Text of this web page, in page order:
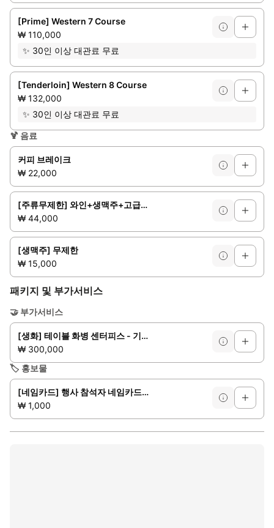
[Prime] Western 7 Course
₩ 110,000
✨ 30인 이상 대관료 무료
[Tenderloin] Western 8 Course
₩ 132,000
✨ 30인 이상 대관료 무료
🍹 음료
커피 브레이크
₩ 22,000
[주류무제한] 와인+생맥주+고급소주+음료
₩ 44,000
[생맥주] 무제한
₩ 15,000
패키지 및 부가서비스
🤝 부가서비스
[생화] 테이블 화병 센터피스 - 기본
₩ 300,000
🏷️ 홍보물
[네임카드] 행사 참석자 네임카드 출력물 서비스
₩ 1,000